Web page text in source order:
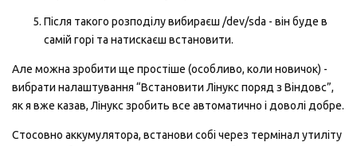
Після такого розподілу вибираєш /dev/sda - він буде в
самій горі та натискаєш встановити.
Але можна зробити ще простіше (особливо, коли новичок) -
вибрати налаштування “Встановити Лінукс поряд з Віндовс”,
як я вже казав, Лінукс зробить все автоматично і доволі добре.
Стосовно аккумулятора, встанови собі через термінал утиліту